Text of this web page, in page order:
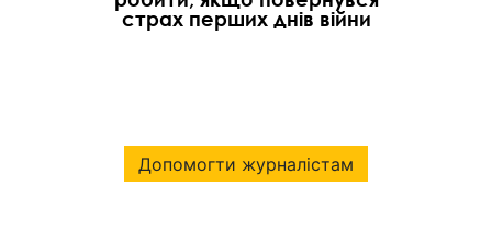
страх перших днів війни
Допомогти журналістам